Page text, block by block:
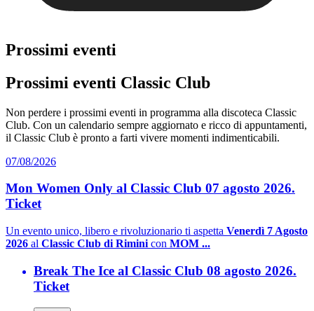
Prossimi eventi
Prossimi eventi Classic Club
Non perdere i prossimi eventi in programma alla discoteca Classic
Club. Con un calendario sempre aggiornato e ricco di appuntamenti,
il Classic Club è pronto a farti vivere momenti indimenticabili.
07/08/2026
Mon Women Only al Classic Club 07 agosto 2026.
Ticket
Un evento unico, libero e rivoluzionario ti aspetta Venerdì 7 Agosto
2026 al Classic Club di Rimini con MOM ...
Break The Ice al Classic Club 08 agosto 2026.
Ticket